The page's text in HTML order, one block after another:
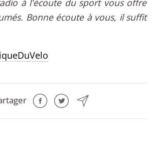
à l'écoute du sport vous offre
Bonne écoute à vous, il suffit